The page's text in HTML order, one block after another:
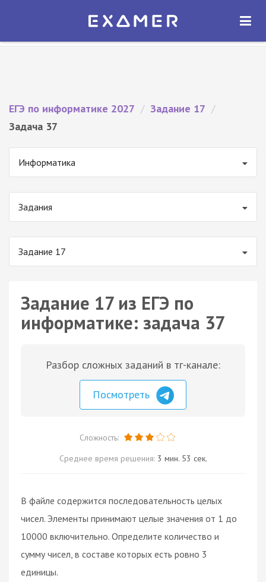
Экзамер — ЕГЭ 2027
ОТКРЫТЬ
ЕГЭ по информатике 2027 / Задание 17 /
Задача 37
Информатика
Задания
Задание 17
Задание 17 из ЕГЭ по
информатике: задача 37
Разбор сложных заданий в тг-канале:
Посмотреть
Сложность:
Среднее время решения: 3 мин. 53 сек.
В файле содержится последовательность целых
чисел. Элементы принимают целые значения от 1 до
10000 включительно. Определите количество и
сумму чисел, в составе которых есть ровно 3
единицы.